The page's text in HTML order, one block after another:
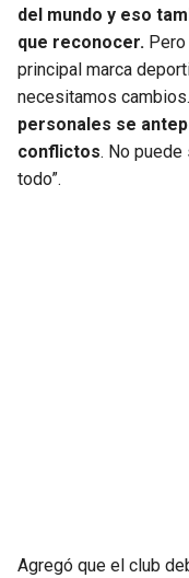
del mundo y eso
que reconocer.
principal marca
necesitamos cambios.
personales se
conflictos. No
todo”.
Agregó que el club